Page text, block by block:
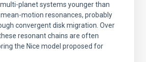
planet systems younger than
motion resonances, probably
convergent disk migration. Over
resonant chains are often
the Nice model proposed for